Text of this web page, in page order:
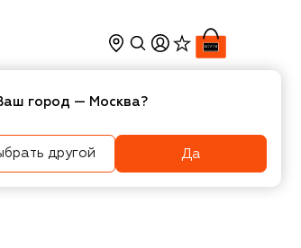
Интерьер
город — Москва?
другой Да